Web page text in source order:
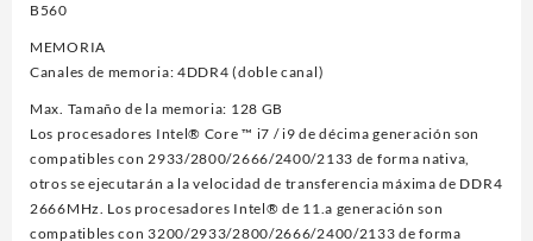
B560
MEMORIA
Canales de memoria: 4DDR4 (doble canal)
Max. Tamaño de la memoria: 128 GB
Los procesadores Intel® Core ™ i7 / i9 de décima generación son
compatibles con 2933/2800/2666/2400/2133 de forma nativa,
otros se ejecutarán a la velocidad de transferencia máxima de DDR4
2666MHz. Los procesadores Intel® de 11.a generación son
compatibles con 3200/2933/2800/2666/2400/2133 de forma